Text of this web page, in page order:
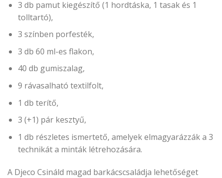
3 db pamut kiegészítő (1 hordtáska, 1 tasak és 1
tolltartó),
3 színben porfesték,
3 db 60 ml-es flakon,
40 db gumiszalag,
9 rávasalható textilfolt,
1 db terítő,
3 (+1) pár kesztyű,
1 db részletes ismertető, amelyek elmagyarázzák a 3
technikát a minták létrehozására.
A Djeco Csináld magad barkácscsaládja lehetőséget